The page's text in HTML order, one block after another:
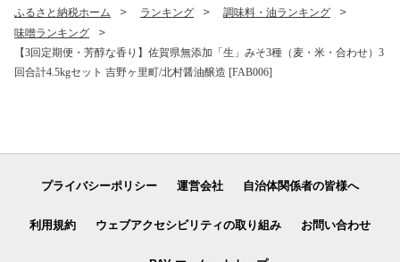
ふるさと納税ホーム ランキング
調味料・油ランキング
味噌ランキング
【3回定期便・芳醇な香り】佐賀県無添加「生」みそ3種（麦・米・合わせ）3
回合計4.5kgセット 吉野ヶ里町/北村醤油醸造 [FAB006]
プライバシーポリシー 運営会社 自治体関係者の皆様へ
利用規約 ウェブアクセシビリティの取り組み お問い合わせ